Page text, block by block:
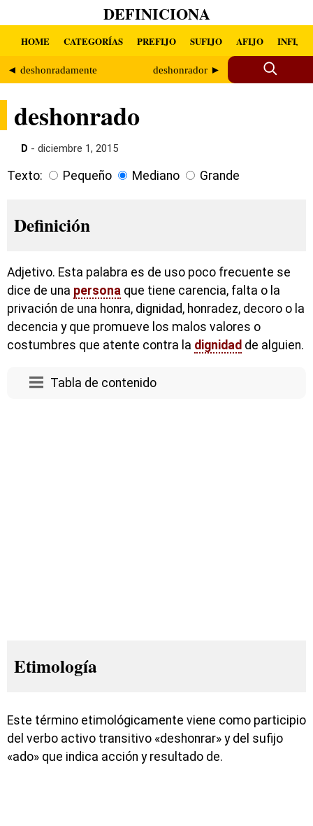
DEFINICIONA
HOME CATEGORÍAS PREFIJO SUFIJO AFIJO INFIJO
◄ deshonradamente deshonrador ►
deshonrado
D - diciembre 1, 2015
Texto: Pequeño Mediano Grande
Definición
Adjetivo. Esta palabra es de uso poco frecuente se
dice de una persona que tiene carencia, falta o la
privación de una honra, dignidad, honradez, decoro o la
decencia y que promueve los malos valores o
costumbres que atente contra la dignidad de alguien.
Tabla de contenido
Etimología
Este término etimológicamente viene como participio
del verbo activo transitivo «deshonrar» y del sufijo
«ado» que indica acción y resultado de.